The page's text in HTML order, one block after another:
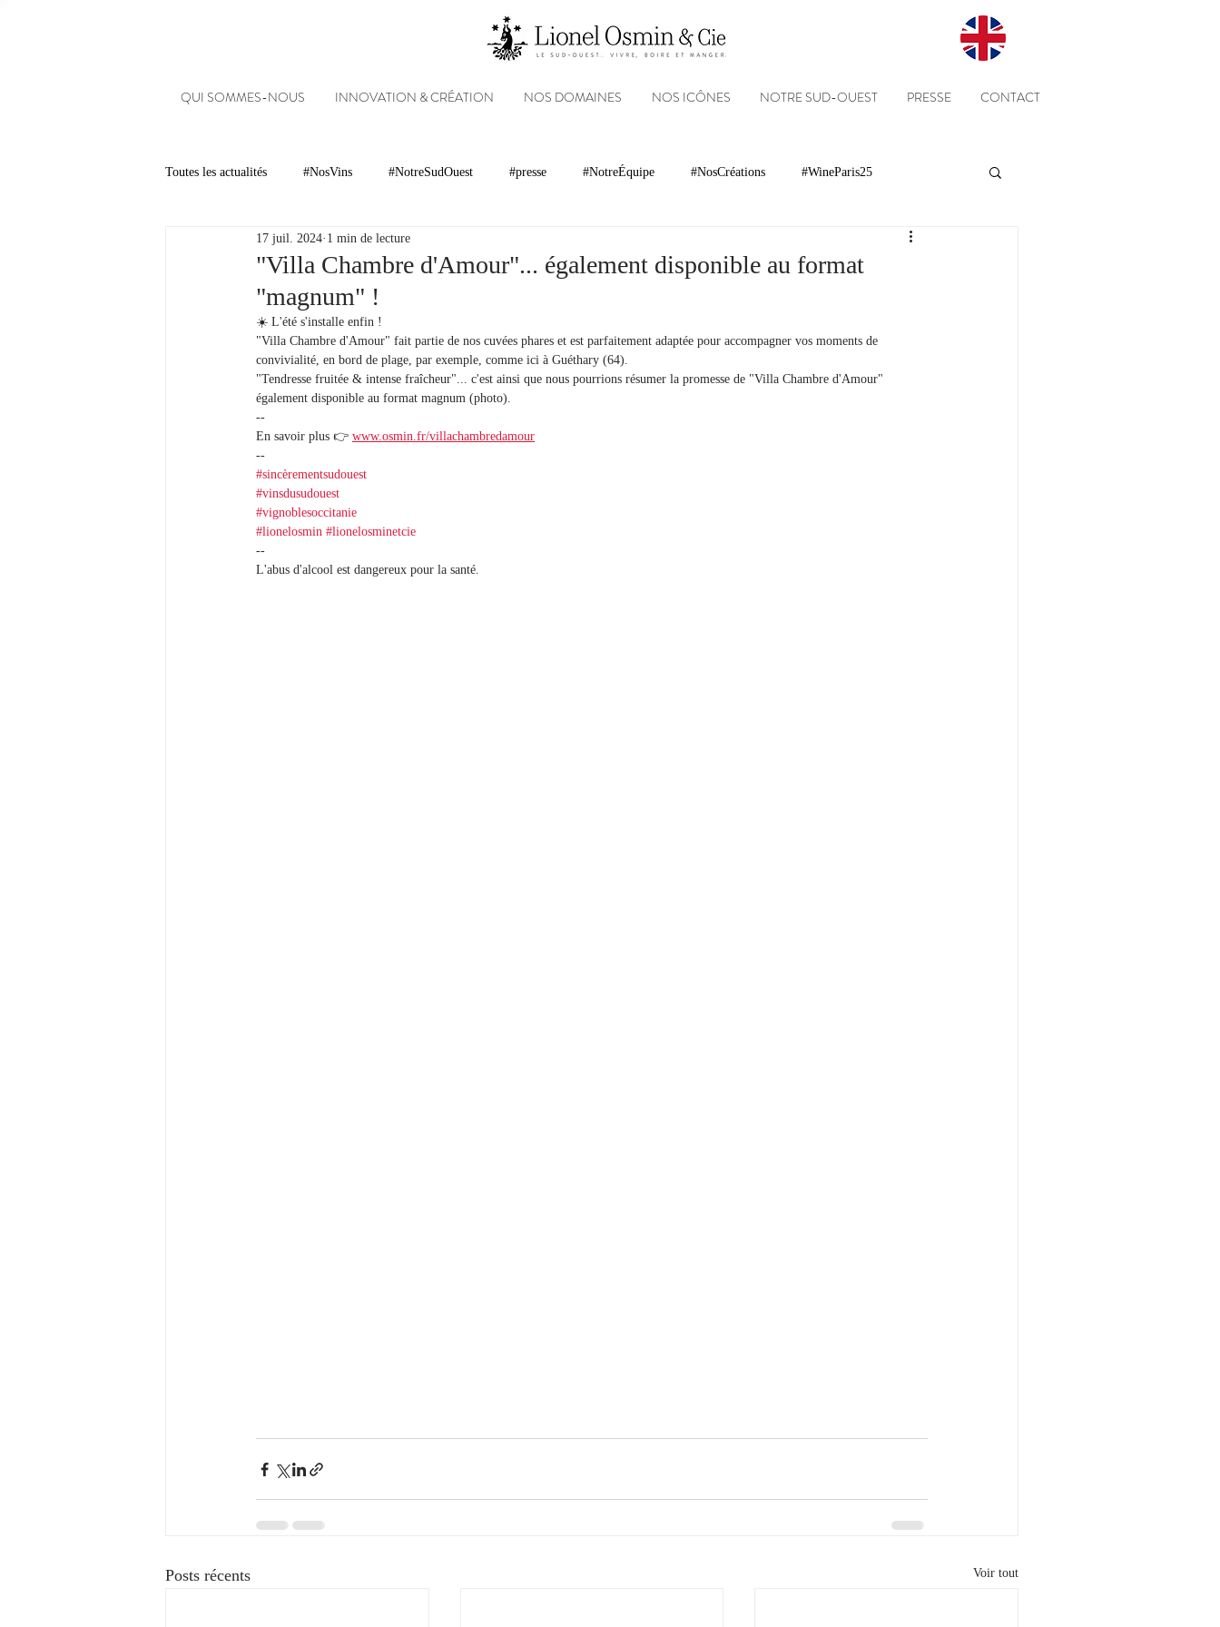
QUI SOMMES-NOUS INNOVATION & CRÉATION NOS DOMAINES NOS ICÔNES NOTRE SUD-OUEST PRESSE CONTACT
Toutes les actualités #NosVins #NotreSudOuest #presse #NotreÉquipe #NosCréations #WineParis25
Chambre d’Amour Vins Armagnacs Clients
Dégustations Evénements
"Villa Chambre d'Amour"... également disponible au format
"magnum" !
17 juil. 2024 1 min de lecture
☀️ L'été s'installe enfin !
"Villa Chambre d'Amour" fait partie de nos cuvées phares et est parfaitement adaptée pour accompagner vos moments de
convivialité, en bord de plage, par exemple, comme ici à Guéthary (64).
"Tendresse fruitée & intense fraîcheur"... c'est ainsi que nous pourrions résumer la promesse de "Villa Chambre d'Amour"
également disponible au format magnum (photo).
--
En savoir plus 👉 www.osmin.fr/villachambredamour
--
#sincèrementsudouest
#vinsdusudouest
#vignoblesoccitanie
#lionelosmin #lionelosminetcie
--
L'abus d'alcool est dangereux pour la santé.
Posts récents Voir tout